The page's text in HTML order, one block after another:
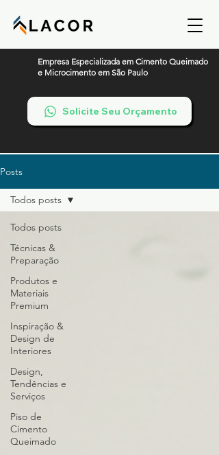
Empresa Especializada em Cimento Queimado
e Microcimento em São Paulo
Solicite Seu Orçamento
Posts
Todos posts
Técnicas &
Preparação
Produtos e
Materiais
Premium
Inspiração &
Design de
Interiores
Design,
Tendências e
Serviços
Piso de
Cimento
Queimado
Todos posts